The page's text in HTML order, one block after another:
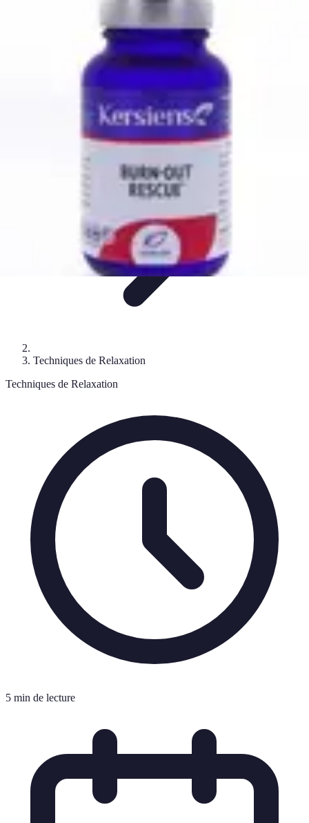
Astuces PratiquesMéditation et
Routines et Habitudes Techniques de Relaxation
Astuces Anti Stress
Techniques de Relaxation
Techniques de Relaxation
5 min de lecture